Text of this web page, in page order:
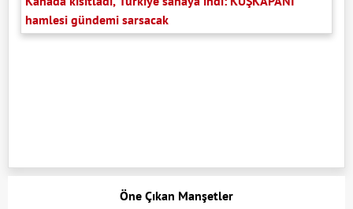
hamlesi gündemi sarsacak
Öne Çıkan Manşetler